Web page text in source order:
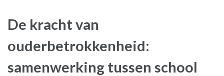
De kracht van
ouderbetrokkenheid:
samenwerking tussen school